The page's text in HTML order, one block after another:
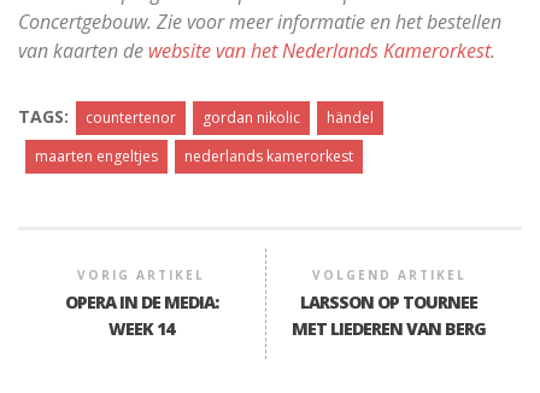
Concertgebouw. Zie voor meer informatie en het bestellen
van kaarten de website van het Nederlands Kamerorkest.
TAGS: countertenor gordan nikolic
händel
maarten engeltjes
nederlands kamerorkest
VORIG ARTIKEL
OPERA IN DE MEDIA:
WEEK 14
VOLGEND ARTIKEL
LARSSON OP TOURNEE
MET LIEDEREN VAN BERG